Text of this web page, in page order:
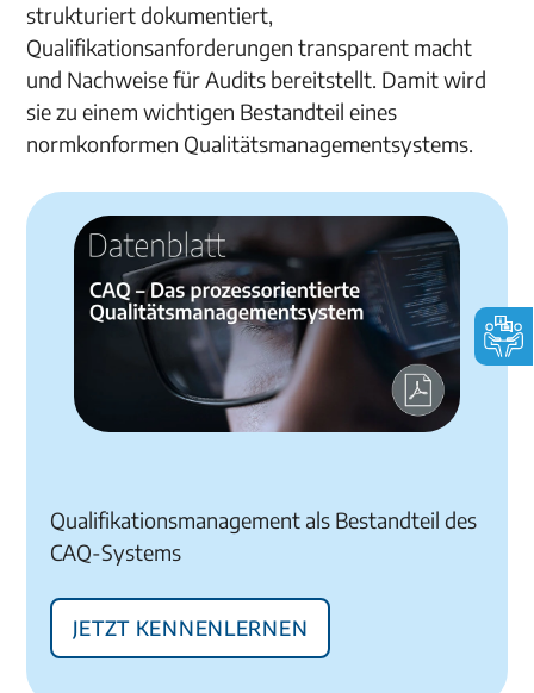
strukturiert dokumentiert,
Qualifikationsanforderungen transparent macht
und Nachweise für Audits bereitstellt. Damit wird
sie zu einem wichtigen Bestandteil eines
normkonformen Qualitätsmanagementsystems.
Qualifikationsmanagement als Bestandteil des
CAQ-Systems
Jetzt kennenlernen